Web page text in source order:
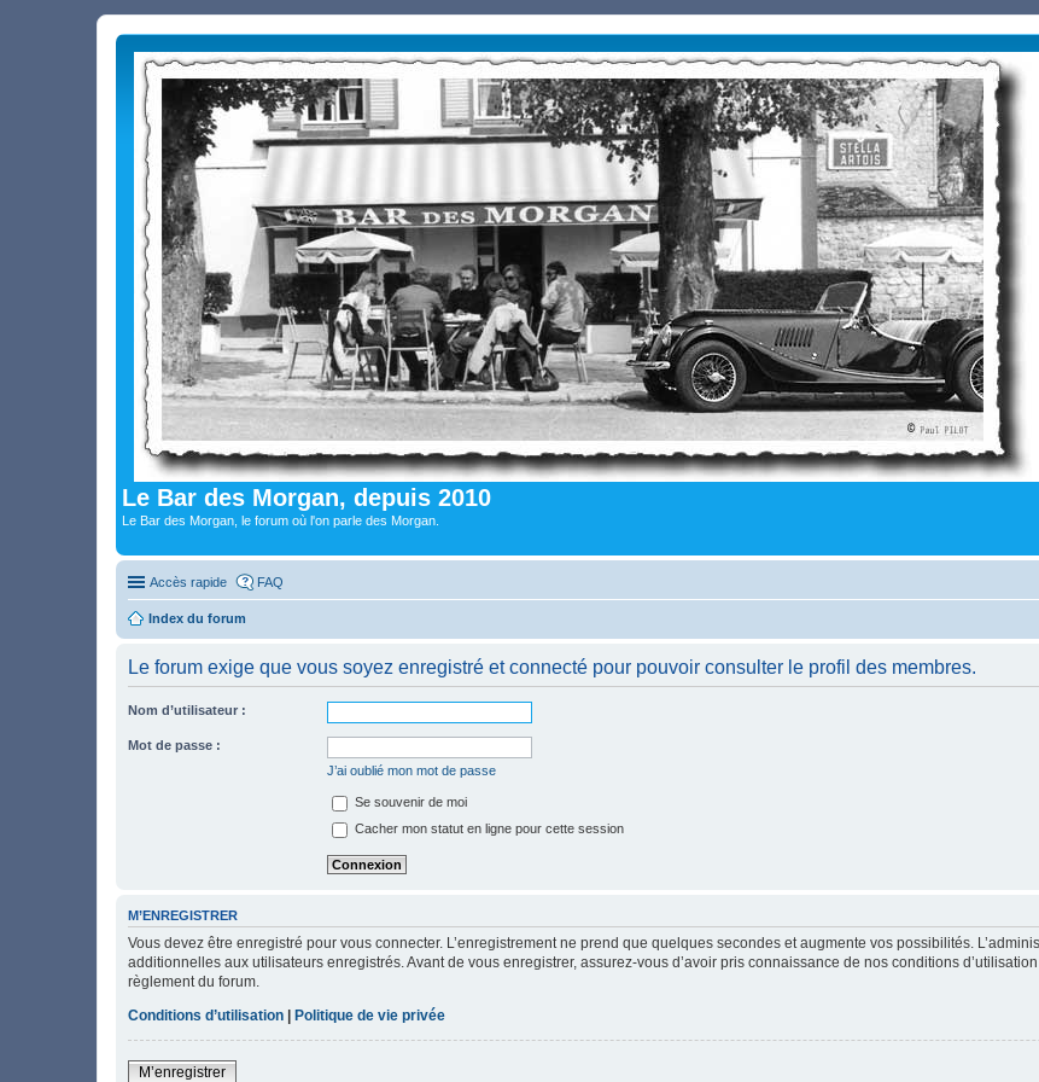
Le Bar des Morgan, depuis 2010
Le Bar des Morgan, le forum où l'on parle des Morgan.
Accès rapide FAQ
Index du forum
Le forum exige que vous soyez enregistré et connecté pour pouvoir consulter le profil des membres.
Nom d’utilisateur :
Mot de passe :
J’ai oublié mon mot de passe
Se souvenir de moi
Cacher mon statut en ligne pour cette session
M’ENREGISTRER
Vous devez être enregistré pour vous connecter. L’enregistrement ne prend que quelques secondes et augmente vos possibilités.
additionnelles aux utilisateurs enregistrés. Avant de vous enregistrer, assurez-vous d’avoir pris connaissance de nos conditions
règlement du forum.
Conditions d’utilisation
Politique de vie privée
M’enregistrer